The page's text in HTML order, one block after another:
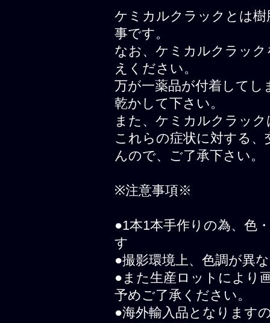
ケミカルクラックとは
事です。
なお、ケミカルクラッ
えください。
万が一薬品が付着して
乾かして下さい。
また、ケミカルクラッ
これらの症状に対する
んので、ご了承下さい。
※注意事項※
●1本1本手作りの為、色
す
●撮影環境上、色調が異
●また生産ロットにより
予めご了承ください。
●海外輸入品となります